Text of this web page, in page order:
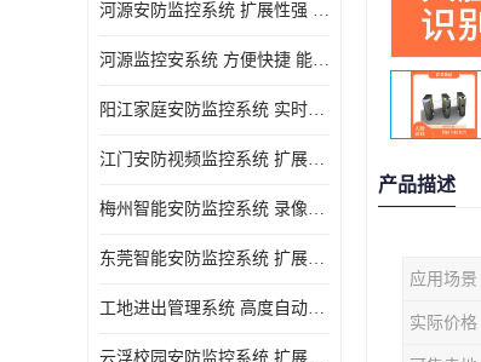
河源安防监控系统 扩展性强 能够长时间稳定运行
河源监控安系统 方便快捷 能够长时间稳定运行
阳江家庭安防监控系统 实时监控 可以随时回放录像
江门安防视频监控系统 扩展性强 能够长时间稳定运行
梅州智能安防监控系统 录像存储 多通道监控
东莞智能安防监控系统 扩展性强 可以随时回放录像
工地进出管理系统 高度自动化 提高了工作效率
云浮校园安防监控系统 扩展性强 提高监控范围和效率
产品描述
应用场景
实际价格